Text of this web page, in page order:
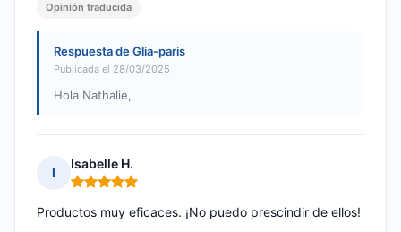
Opinión traducida
Respuesta de Glia-paris
Publicada el 28/03/2025
Hola Nathalie,
I
Isabelle H.
Nota: 5 de 5
Productos muy eficaces. ¡No puedo prescindir de ellos!